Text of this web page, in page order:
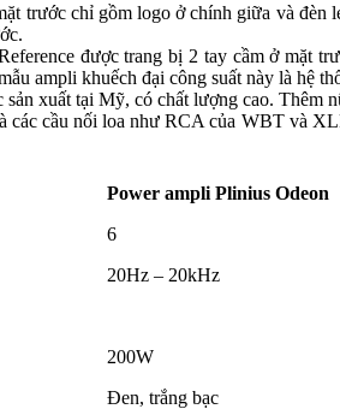
trước chỉ gồm logo ở chính giữa và
được trang bị 2 tay cầm ở mặt
ampli khuếch đại công suất này là hệ
xuất tại Mỹ, có chất lượng cao. Thêm
cầu nối loa như RCA của WBT và
Power ampli Plinius Odeon
6
20Hz – 20kHz
200W
Đen, trắng bạc